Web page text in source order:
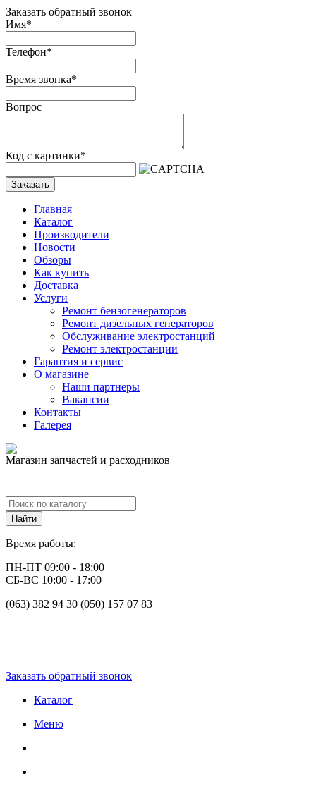
Заказать обратный звонок
Имя*
Телефон*
Время звонка*
Вопрос
Код с картинки*
Заказать
Главная
Каталог
Производители
Новости
Обзоры
Как купить
Доставка
Услуги
Ремонт бензогенераторов
Ремонт дизельных генераторов
Обслуживание электростанций
Ремонт электростанции
Гарантия и сервис
О магазине
Наши партнеры
Вакансии
Контакты
Галерея
Магазин запчастей и расходников
Время работы:
ПН-ПТ 09:00 - 18:00
СБ-ВС 10:00 - 17:00
(063) 382 94 30 (050) 157 07 83
Заказать обратный звонок
Каталог
Меню